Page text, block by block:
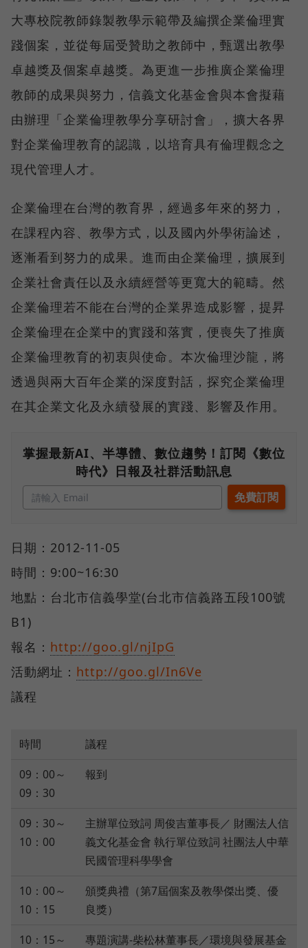
大專校院教師錄製教學示範帶及編撰企業倫理實
踐個案，並從每屆受贊助之教師中，甄選出教學
卓越獎及個案卓越獎。為更進一步推廣企業倫理
教師的成果與努力，信義文化基金會與本會擬藉
由辦理「企業倫理教學分享研討會」，擴大各界
對企業倫理教育的認識，以培育具有倫理觀念之
現代管理人才。
企業倫理在台灣的教育界，經過多年來的努力，
在課程內容、教學方式，以及國內外學術論述，
逐漸看到努力的成果。進而由企業倫理，擴展到
企業社會責任以及永續經營等更寬大的範疇。然
企業倫理若不能在台灣的企業界造成影響，提昇
企業倫理在企業中的實踐和落實，便喪失了推廣
企業倫理教育的初衷與使命。本次倫理沙龍，將
透過與兩大百年企業的深度對話，探究企業倫理
在其企業文化及永續發展的實踐、影響及作用。
掌握最新AI、半導體、數位趨勢！訂閱《數位
時代》日報及社群活動訊息
日期：2012-11-05
時間：9:00~16:30
地點：台北市信義學堂(台北市信義路五段100號
B1)
報名： http://goo.gl/njIpG
活動網址： http://goo.gl/In6Ve
議程
時間
議程
09：00～
09：30
報到
09：30～
10：00
主辦單位致詞 周俊吉董事長／ 財團法人信
義文化基金會 執行單位致詞 社團法人中華
民國管理科學學會
10：00～
10：15
頒獎典禮（第7屆個案及教學傑出獎、優
良獎）
10：15～
專題演講-柴松林董事長／環境與發展基金